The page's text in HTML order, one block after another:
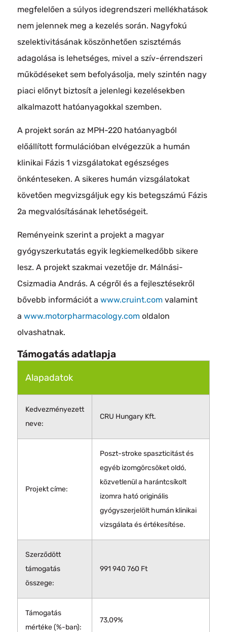
megfelelően a súlyos idegrendszeri mellékhatások
nem jelennek meg a kezelés során. Nagyfokú
szelektivitásának köszönhetően szisztémás
adagolása is lehetséges, mivel a szív-érrendszeri
működéseket sem befolyásolja, mely szintén nagy
piaci előnyt biztosít a jelenlegi kezelésekben
alkalmazott hatóanyagokkal szemben.
A projekt során az MPH-220 hatóanyagból
előállított formulációban elvégezzük a humán
klinikai Fázis 1 vizsgálatokat egészséges
önkénteseken. A sikeres humán vizsgálatokat
követően megvizsgáljuk egy kis betegszámú Fázis
2a megvalósításának lehetőségeit.
Reményeink szerint a projekt a magyar
gyógyszerkutatás egyik legkiemelkedőbb sikere
lesz. A projekt szakmai vezetője dr. Málnási-
Csizmadia András. A cégről és a fejlesztésekről
bővebb információt a www.cruint.comvalamint
a www.motorpharmacology.comoldalon
olvashatnak.
Támogatás adatlapja
Alapadatok
Kedvezményezett
neve:
CRU Hungary Kft.
Projekt címe:
Poszt-stroke spaszticitást és
egyéb izomgörcsöket oldó,
közvetlenül a harántcsíkolt
izomra ható originális
gyógyszerjelölt humán klinikai
vizsgálata és értékesítése.
Szerződött
támogatás
összege:
991 940 760 Ft
Támogatás
mértéke (%-ban):
73,09%